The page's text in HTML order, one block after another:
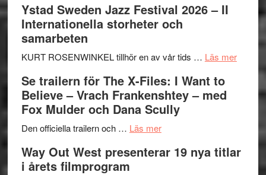
Håkan
Huskvarna
Park
–
kväll
Ystad Sweden Jazz Festival 2026 – II
Internationella storheter och
samarbeten
KURT ROSENWINKEL tillhör en av vår tids … Läs merom
Ystad
II
Se trailern för The X-Files: I Want to
Believe – Vrach Frankenshtey – med
Fox Mulder och Dana Scully
Den officiella trailern och … Läs merom
trailern
Way Out West presenterar 19 nya titlar
i årets filmprogram